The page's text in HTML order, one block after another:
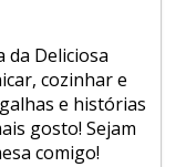
da Deliciosa
cozinhar e
e histórias
gosto! Sejam
comigo!